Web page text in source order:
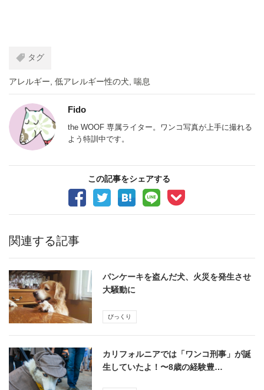
タグ
アレルギー, 低アレルギー性の犬, 喘息
Fido
the WOOF 専属ライター。ワンコ写真が上手に撮れる
よう特訓中です。
この記事をシェアする
関連する記事
パンケーキを盗んだ犬、火災を発生させ
大騒動に
びっくり
カリフォルニアでは「ワンコ刑事」が誕
生していたよ！〜8歳の経験豊…